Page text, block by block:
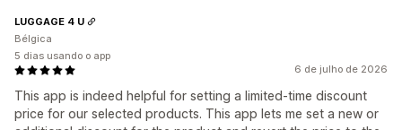
6 de julho de 2026
This app is indeed helpful for setting a limited-time discount
price for our selected products. This app lets me set a new or
LUGGAGE 4 U
Bélgica
5 dias usando o app